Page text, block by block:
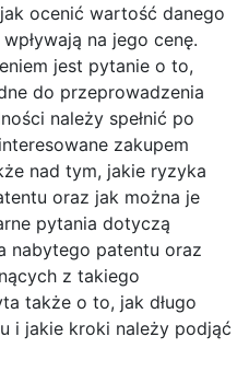
ocenić wartość danego
na jego cenę.
jest pytanie o to,
do przeprowadzenia
należy spełnić po
zakupem
nad tym, jakie ryzyka
oraz jak można je
pytania dotyczą
nabytego patentu oraz
z takiego
także o to, jak długo
i jakie kroki należy podjąć